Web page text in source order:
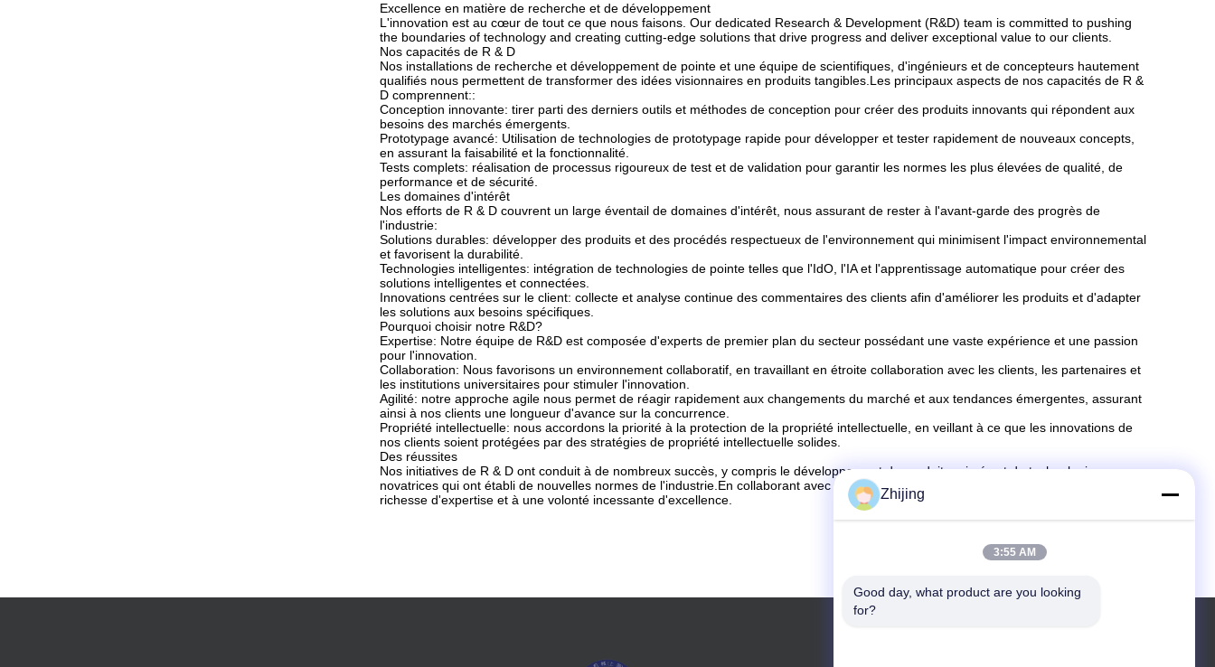
Excellence en matière de recherche et de développement
L'innovation est au cœur de tout ce que nous faisons. Our dedicated Research & Development (R&D) team is committed to pushing
the boundaries of technology and creating cutting-edge solutions that drive progress and deliver exceptional value to our clients.
Nos capacités de R & D
Nos installations de recherche et développement de pointe et une équipe de scientifiques, d'ingénieurs et de concepteurs hautement
qualifiés nous permettent de transformer des idées visionnaires en produits tangibles.Les principaux aspects de nos capacités de R &
D comprennent::
Conception innovante: tirer parti des derniers outils et méthodes de conception pour créer des produits innovants qui répondent aux
besoins des marchés émergents.
Prototypage avancé: Utilisation de technologies de prototypage rapide pour développer et tester rapidement de nouveaux concepts,
en assurant la faisabilité et la fonctionnalité.
Tests complets: réalisation de processus rigoureux de test et de validation pour garantir les normes les plus élevées de qualité, de
performance et de sécurité.
Les domaines d'intérêt
Nos efforts de R & D couvrent un large éventail de domaines d'intérêt, nous assurant de rester à l'avant-garde des progrès de
l'industrie:
Solutions durables: développer des produits et des procédés respectueux de l'environnement qui minimisent l'impact environnemental
et favorisent la durabilité.
Technologies intelligentes: intégration de technologies de pointe telles que l'IdO, l'IA et l'apprentissage automatique pour créer des
solutions intelligentes et connectées.
Innovations centrées sur le client: collecte et analyse continue des commentaires des clients afin d'améliorer les produits et d'adapter
les solutions aux besoins spécifiques.
Pourquoi choisir notre R&D?
Expertise: Notre équipe de R&D est composée d'experts de premier plan du secteur possédant une vaste expérience et une passion
pour l'innovation.
Collaboration: Nous favorisons un environnement collaboratif, en travaillant en étroite collaboration avec les clients, les partenaires et
les institutions universitaires pour stimuler l'innovation.
Agilité: notre approche agile nous permet de réagir rapidement aux changements du marché et aux tendances émergentes, assurant
ainsi à nos clients une longueur d'avance sur la concurrence.
Propriété intellectuelle: nous accordons la priorité à la protection de la propriété intellectuelle, en veillant à ce que les innovations de
nos clients soient protégées par des stratégies de propriété intellectuelle solides.
Des réussites
Nos initiatives de R & D ont conduit à de nombreux succès, y compris le développement de produits primés et de technologies
novatrices qui ont établi de nouvelles normes de l'industrie.En collaborant avec [Nom de votre entreprise], vous avez accès à une
richesse d'expertise et à une volonté incessante d'excellence.
Zhijing
3:55 AM
Good day, what product are you looking
for?